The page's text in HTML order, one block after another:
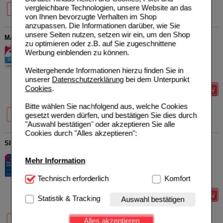
vergleichbare Technologien, unsere Website an das
von Ihnen bevorzugte Verhalten im Shop
anzupassen. Die Informationen darüber, wie Sie
unsere Seiten nutzen, setzen wir ein, um den Shop
zu optimieren oder z.B. auf Sie zugeschnittene
Werbung einblenden zu können.
Weitergehende Informationen hierzu finden Sie in
unserer Datenschutzerklärungbei dem Unterpunkt
Cookies.
Bitte wählen Sie nachfolgend aus, welche Cookies
gesetzt werden dürfen, und bestätigen Sie dies durch
"Auswahl bestätigen" oder akzeptieren Sie alle
Cookies durch "Alles akzeptieren":
Mehr Information
Technisch Notwendig:Hierbei handelt es sich um
Website notwendig sind (z.B. Navigation, Warenkorb,
Kundenkonto), weshalb auf diese nicht verzichtet
werden kann.
Technisch erforderlich Komfort
Statistik & Tracking Auswahl bestätigen
Alles akzeptieren
30 St
70%
100 St
70%
MAGNETRANS extra 243 mg Hartkapseln
STADA Consumer Health
Deutschland GmbH
20St Hartkapseln
AVP
Sie sparen
20 St
29%
50 St
31%
100 St
37%
SILYMARIN STADA 156 mg Hartkapseln
Deutschland GmbH
30St Hartkapseln 18,55 €
Details
100 St
70%